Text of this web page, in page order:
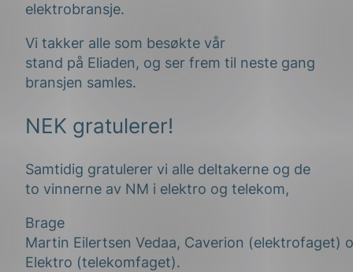
elektrobransje.
Vi takker alle som besøkte vår
stand på Eliaden, og ser frem til neste gang
bransjen samles.
NEK gratulerer!
Samtidig gratulerer vi alle deltakerne og de
to vinnerne av NM i elektro og telekom,
Brage
Martin Eilertsen Vedaa, Caverion (elektrofaget)
Elektro (telekomfaget).